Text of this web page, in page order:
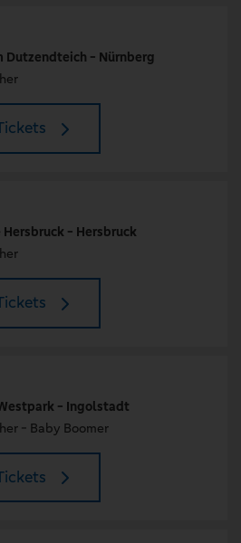
Dutzendteich - Nürnberg
Hersbruck - Hersbruck
- Ingolstadt
- Baby Boomer